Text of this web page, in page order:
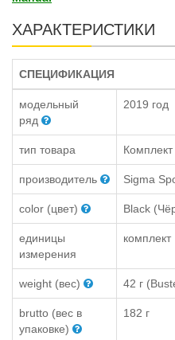
ХАРАКТЕРИСТИКИ
СПЕЦИФИКАЦИЯ
модельный
ряд
2019 год
тип товара
производитель Sigma
color (цвет) Black
единицы
измерения
комплект
weight (вес) 42 г
brutto (вес в
упаковке)
182 г